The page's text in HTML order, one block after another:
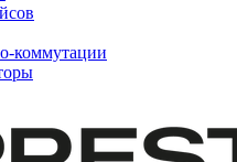
коммутации